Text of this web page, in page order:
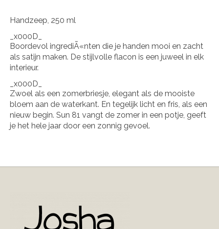
Handzeep, 250 ml
_x000D_
Boordevol ingrediÃ«nten die je handen mooi en zacht
als satijn maken. De stijlvolle flacon is een juweel in elk
interieur.
_x000D_
Zwoel als een zomerbriesje, elegant als de mooiste
bloem aan de waterkant. En tegelijk licht en fris, als een
nieuw begin. Sun 81 vangt de zomer in een potje, geeft
je het hele jaar door een zonnig gevoel.